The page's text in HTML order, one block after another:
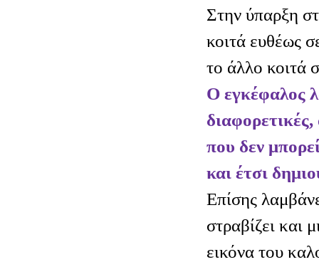
Στην ύπαρξη
κοιτά ευθέως
το άλλο κοιτά
Ο εγκέφαλος
που δεν
και έτσι
Επίσης
στραβίζει και
εικόνα του